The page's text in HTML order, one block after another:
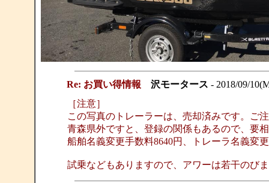
Re: お買い得情報 沢モータース - 2018/09/
［注意］
この写真のトレーラーは、売却済みです。ご
青森県外ですと、登録の関係もあるので、要
船舶名義変更手数料8640円、トレーラ名義変
試乗などもありますので、アワーは若干のび